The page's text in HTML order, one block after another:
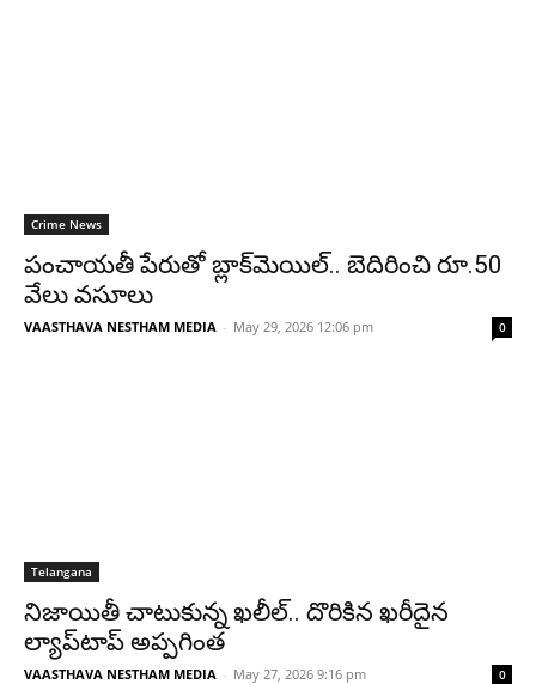
Crime News
పంచాయతీ పేరుతో బ్లాక్‌మెయిల్.. బెదిరించి రూ.50
వేలు వసూలు
VAASTHAVA NESTHAM MEDIA - May 29, 2026 12:06 pm 0
Telangana
నిజాయితీ చాటుకున్న ఖలీల్.. దొరికిన ఖరీదైన
ల్యాప్‌టాప్ అప్పగింత
VAASTHAVA NESTHAM MEDIA - May 27, 2026 9:16 pm 0